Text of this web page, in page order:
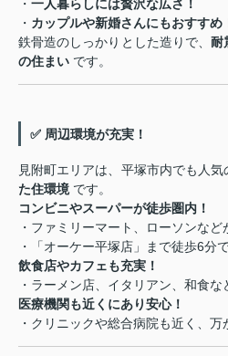
・ 一人暮らしには贅沢な広さ！
・ カップルや新婚さんにもおすすめ
鉄骨造のしっかりとした造りで、耐
の住まい です。
✅ 周辺環境が充実！
見附町エリアは、平塚市内でも人気
た住環境です。
コンビニやスーパーが徒歩圏内！
・ファミリーマート、ローソンなど
・「オーケー平塚店」まで徒歩6分
飲食店やカフェも充実！
・ラーメン店、イタリアン、和食
医療機関も近くにあり安心！
・クリニックや総合病院も近く、